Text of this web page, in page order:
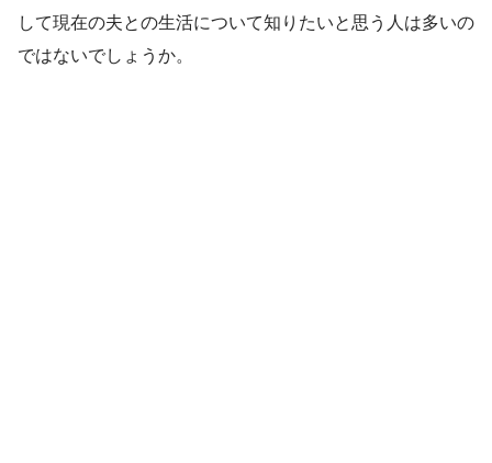
して現在の夫との生活について知りたいと思う人は多いの
ではないでしょうか。